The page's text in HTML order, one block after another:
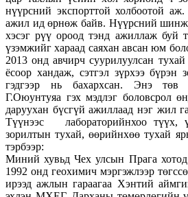
нүүрсний экспорттой холбоотой
ажил ид өрнөж байв. Нүүрсний
хэсэг рүү ороод тэнд ажиллаж буй
үзэмжийг хараад саяхан авсан юм
2013 онд авчирч суурилуулсан
ёсоор хандаж, сэтгэл зүрхээ бүрэн
гэдгээр нь бахархсан. Энэ төв
Г.Оюунтуяа гэх мэдлэг боловсрол
даруухан бүсгүй ажиллаад нэг жил
Түүнээс лабораторийнхоо түүх,
зорилтын тухай, өөрийнхөө тухай
тэрбээр:
Миний хувьд Чех улсын Прага
1992 онд геохимич мэргэжлээр
ирээд ажлын гараагаа Хэнтий